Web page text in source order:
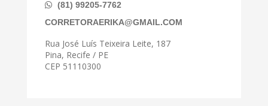
(81) 99205-7762
CORRETORAERIKA@GMAIL.COM
Rua José Luís Teixeira Leite, 187
Pina, Recife / PE
CEP 51110300